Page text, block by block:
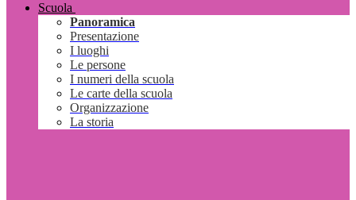
Scuola
Panoramica
Presentazione
I luoghi
Le persone
I numeri della scuola
Le carte della scuola
Organizzazione
La storia